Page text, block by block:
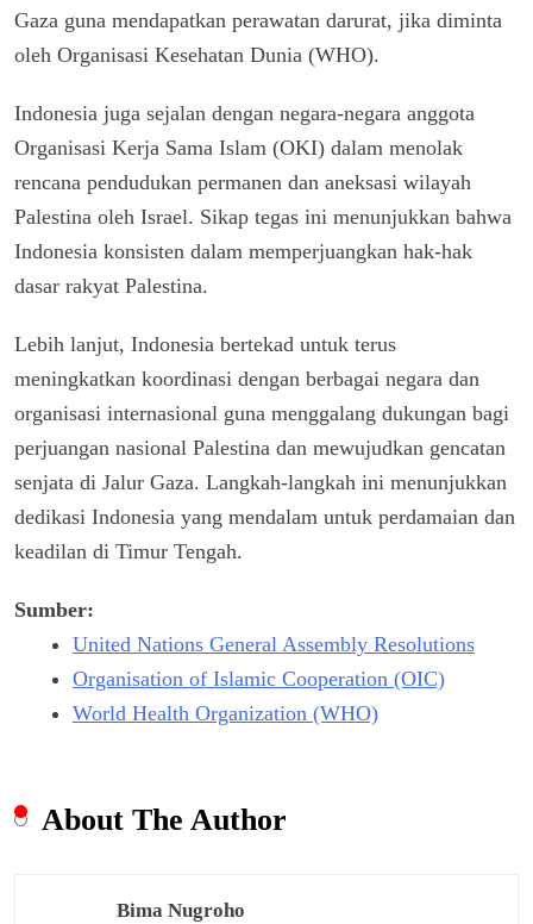
Gaza guna mendapatkan perawatan darurat, jika diminta
oleh Organisasi Kesehatan Dunia (WHO).
Indonesia juga sejalan dengan negara-negara anggota
Organisasi Kerja Sama Islam (OKI) dalam menolak
rencana pendudukan permanen dan aneksasi wilayah
Palestina oleh Israel. Sikap tegas ini menunjukkan bahwa
Indonesia konsisten dalam memperjuangkan hak-hak
dasar rakyat Palestina.
Lebih lanjut, Indonesia bertekad untuk terus
meningkatkan koordinasi dengan berbagai negara dan
organisasi internasional guna menggalang dukungan bagi
perjuangan nasional Palestina dan mewujudkan gencatan
senjata di Jalur Gaza. Langkah-langkah ini menunjukkan
dedikasi Indonesia yang mendalam untuk perdamaian dan
keadilan di Timur Tengah.
Sumber:
United Nations General Assembly Resolutions
Organisation of Islamic Cooperation (OIC)
World Health Organization (WHO)
About The Author
Bima Nugroho